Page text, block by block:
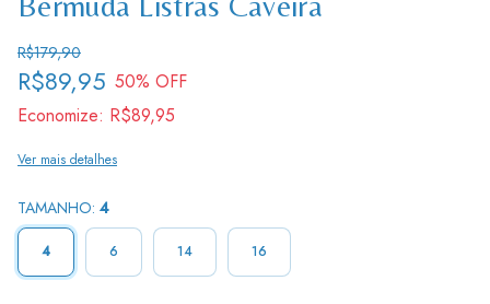
R$179,90
R$89,95 50% OFF
Economize: R$89,95
Ver mais detalhes
TAMANHO: 4
4 6 14 16